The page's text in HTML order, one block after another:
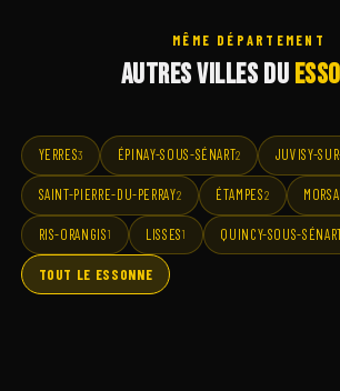
MÊME DÉPARTEMENT
AUTRES VILLES DU
YERRES3 ÉPINAY-SOUS-SÉNART2 JUVISY-
SAINT-PIERRE-DU-PERRAY2 ÉTAMPES2
RIS-ORANGIS1 LISSES1 QUINCY-SOUS-
TOUT LE ESSONNE